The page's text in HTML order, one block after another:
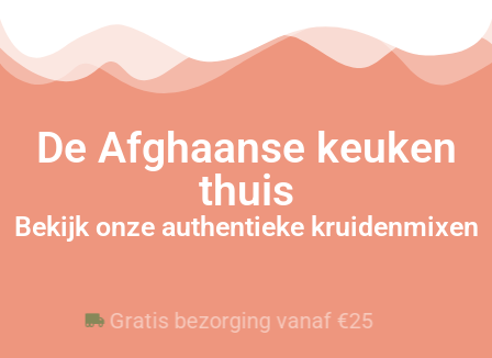
De Afghaanse keuken
thuis
Bekijk onze authentieke kruidenmixen
Gratis bezorging vanaf €25
Voor 23:59 besteld, vandaag verzonden